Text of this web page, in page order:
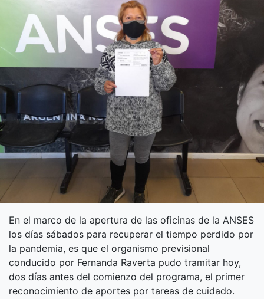
En el marco de la apertura de las oficinas de la ANSES
los días sábados para recuperar el tiempo perdido por
la pandemia, es que el organismo previsional
conducido por Fernanda Raverta pudo tramitar hoy,
dos días antes del comienzo del programa, el primer
reconocimiento de aportes por tareas de cuidado.